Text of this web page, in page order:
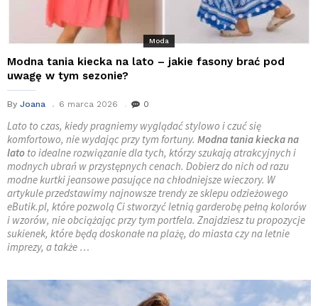
Moda
Modna tania kiecka na lato – jakie fasony brać pod
uwagę w tym sezonie?
By Joana 6 marca 2026 0
Lato to czas, kiedy pragniemy wyglądać stylowo i czuć się
komfortowo, nie wydając przy tym fortuny. Modna tania kiecka na
lato to idealne rozwiązanie dla tych, którzy szukają atrakcyjnych i
modnych ubrań w przystępnych cenach. Dobierz do nich od razu
modne kurtki jeansowe pasujące na chłodniejsze wieczory. W
artykule przedstawimy najnowsze trendy ze sklepu odzieżowego
eButik.pl, które pozwolą Ci stworzyć letnią garderobę pełną kolorów
i wzorów, nie obciążając przy tym portfela. Znajdziesz tu propozycje
sukienek, które będą doskonałe na plażę, do miasta czy na letnie
imprezy, a także …